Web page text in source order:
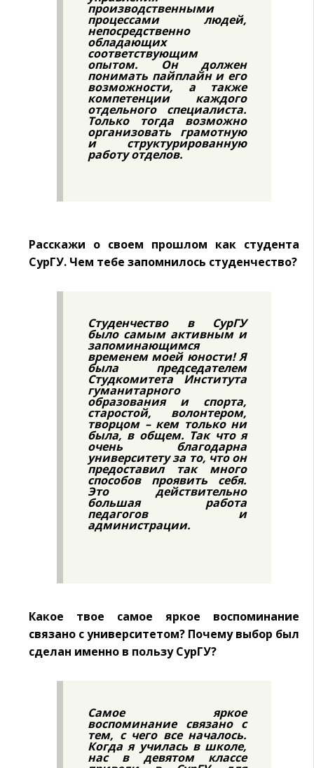
производственными
процессами людей,
непосредственно
обладающих
соответствующим
опытом. Он должен
понимать пайплайн и его
возможности, а также
компетенции каждого
отдельного специалиста.
Только тогда возможно
организовать грамотную
и структурированную
работу отделов.
Расскажи о своем прошлом как студента
СурГУ. Чем тебе запомнилось студенчество?
Студенчество в СурГУ
было самым активным и
запоминающимся
временем моей юности! Я
была председателем
Студкомитета Института
гуманитарного
образования и спорта,
старостой, волонтером,
творцом – кем только ни
была, в общем. Так что я
очень благодарна
университету за то, что он
предоставил так много
способов проявить себя.
Это действительно
большая работа
педагогов и
администрации.
Какое твое самое яркое воспоминание
связано с университетом? Почему выбор был
сделан именно в пользу СурГУ?
Самое яркое
воспоминание связано с
тем, с чего все началось.
Когда я училась в школе,
нас в девятом классе